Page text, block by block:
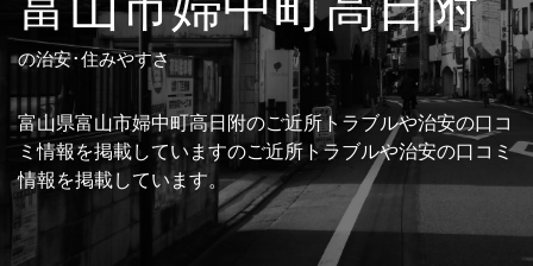
の治安･住みやすさ
富山県富山市婦中町高日附のご近所トラブルや治安の口コ
ミ情報を掲載していますのご近所トラブルや治安の口コミ
情報を掲載しています。